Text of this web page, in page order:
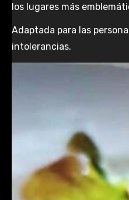
los lugares más
Adaptada para las
intolerancias.